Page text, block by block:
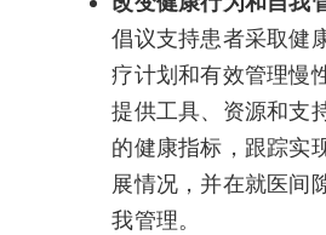
倡议支持患者采取健
疗计划和有效管理慢
提供工具、资源和支
的健康指标，跟踪实
展情况，并在就医间
我管理。